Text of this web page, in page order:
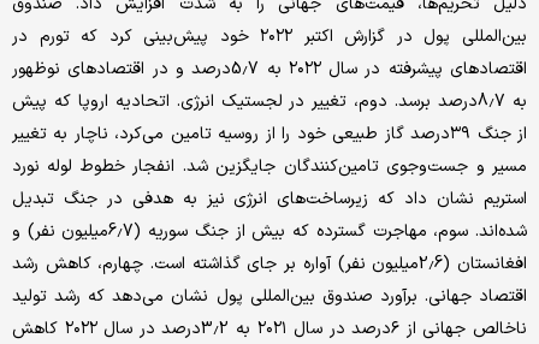
بین‌المللی پول در گزارش اکتبر ۲۰۲۲ خود پیش‌بینی کرد که تورم در
اقتصادهای پیشرفته در سال ۲۰۲۲ به 5.7درصد و در اقتصادهای نوظهور
به 8.7درصد برسد. دوم، تغییر در لجستیک انرژی. اتحادیه اروپا که پیش
از جنگ ۳۹درصد گاز طبیعی خود را از روسیه تامین می‌کرد، ناچار به تغییر
مسیر و جست‌وجوی تامین‌کنندگان جایگزین شد. انفجار خطوط لوله نورد
استریم نشان داد که زیرساخت‌های انرژی نیز به هدفی در جنگ تبدیل
شده‌اند. سوم، مهاجرت گسترده که بیش از جنگ سوریه (6.7میلیون نفر) و
افغانستان (2.6میلیون نفر) آواره بر جای گذاشته است. چهارم، کاهش رشد
اقتصاد جهانی. برآورد صندوق بین‌المللی پول نشان می‌دهد که رشد تولید
ناخالص جهانی از ۶درصد در سال ۲۰۲۱ به 3.2درصد در سال ۲۰۲۲ کاهش